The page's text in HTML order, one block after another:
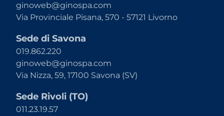
ginoweb@ginospa.com
Via Provinciale Pisana, 570 - 57121 Livorno
Sede di Savona
019.862.220
ginoweb@ginospa.com
Via Nizza, 59, 17100 Savona (SV)
Sede Rivoli (TO)
011.23.19.57